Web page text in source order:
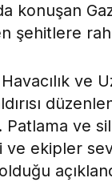
konuşan
şehitlere
ve
ve
ekipler